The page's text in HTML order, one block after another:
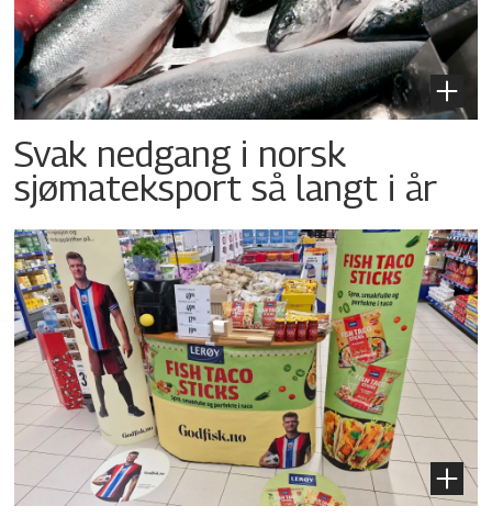
Svak nedgang i norsk
sjømateksport så langt i år